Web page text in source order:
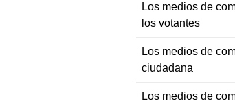
Los medios de
los votantes
Los medios de
ciudadana
Los medios de